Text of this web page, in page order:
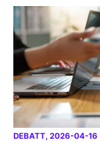
DEBATT, 2026-04-16